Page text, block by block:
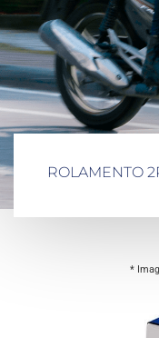
ROLAMENTO
*